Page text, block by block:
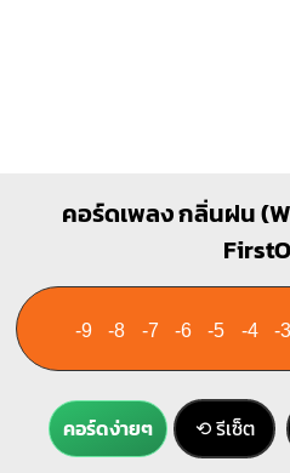
คอร์ดเพลง กลิ่นฝน
-9 -8 -7 -6 -5 -4 -3
คอร์ดง่ายๆ ⟲ รีเซ็ต